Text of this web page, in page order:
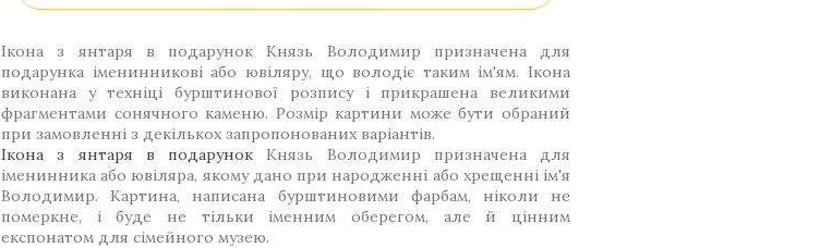
Ікона з янтаря в подарунок Князь Володимир призначена для
подарунка іменинникові або ювіляру, що володіє таким ім'ям. Ікона
виконана у техніці бурштинової розпису і прикрашена великими
фрагментами сонячного каменю. Розмір картини може бути обраний
при замовленні з декількох запропонованих варіантів.
Ікона з янтаря в подарунок Князь Володимир призначена для
іменинника або ювіляра, якому дано при народженні або хрещенні ім'я
Володимир. Картина, написана бурштиновими фарбам, ніколи не
померкне, і буде не тільки іменним оберегом, але й цінним
експонатом для сімейного музею.